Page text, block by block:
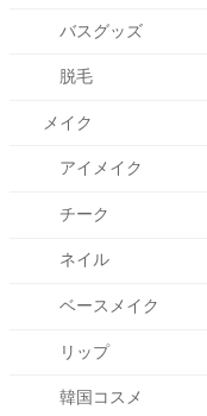
バスグッズ
脱毛
メイク
アイメイク
チーク
ネイル
ベースメイク
リップ
韓国コスメ